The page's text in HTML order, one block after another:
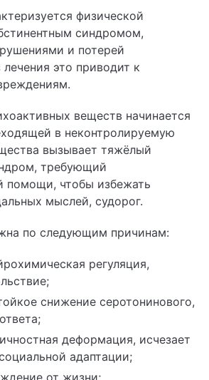
физической
синдромом,
и потерей
это приводит к
веществ начинается
в неконтролируемую
вызывает тяжёлый
требующий
помощи, чтобы избежать
мыслей, судорог.
по следующим причинам:
регуляция,
снижение серотонинового,
деформация, исчезает
адаптации;
от жизни;